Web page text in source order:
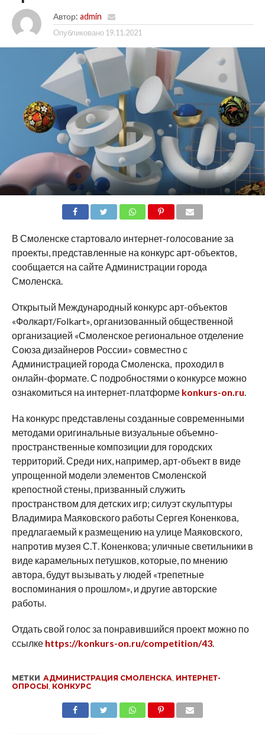
Автор: admin
Опубликовано 19.11.2021
В Смоленске стартовало интернет-голосование за
проекты, представленные на конкурс арт-объектов,
сообщается на сайте Администрации города
Смоленска.
Открытый Международный конкурс арт-объектов
«Фолкарт/Folkart», организованный общественной
организацией «Смоленское региональное отделение
Союза дизайнеров России» совместно с
Администрацией города Смоленска, проходил в
онлайн-формате. С подробностями о конкурсе можно
ознакомиться на интернет-платформе konkurs-on.ru.
На конкурс представлены созданные современными
методами оригинальные визуальные объемно-
пространственные композиции для городских
территорий. Среди них, например, арт-объект в виде
упрощенной модели элементов Смоленской
крепостной стены, призванный служить
пространством для детских игр; силуэт скульптуры
Владимира Маяковского работы Сергея Коненкова,
предлагаемый к размещению на улице Маяковского,
напротив музея С.Т. Коненкова; уличные светильники в
виде карамельных петушков, которые, по мнению
автора, будут вызывать у людей «трепетные
воспоминания о прошлом», и другие авторские
работы.
Отдать свой голос за понравившийся проект можно по
ссылке https://konkurs-on.ru/competition/43.
МЕТКИ АДМИНИСТРАЦИЯ СМОЛЕНСКА, ИНТЕРНЕТ-
ОПРОСЫ, КОНКУРС